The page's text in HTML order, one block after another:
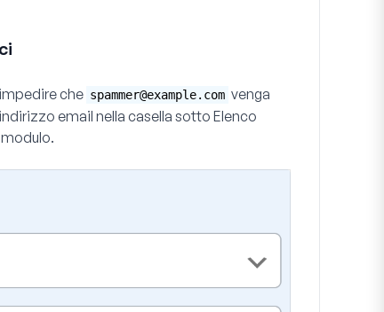
che spammer@example.com venga
email nella casella sotto Elenco